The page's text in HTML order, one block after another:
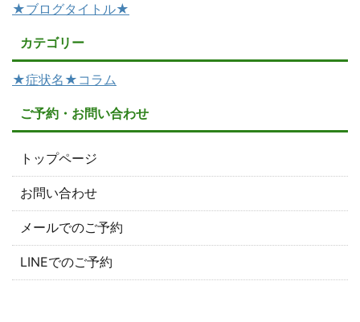
★ブログタイトル★
カテゴリー
★症状名★コラム
ご予約・お問い合わせ
トップページ
お問い合わせ
メールでのご予約
LINEでのご予約